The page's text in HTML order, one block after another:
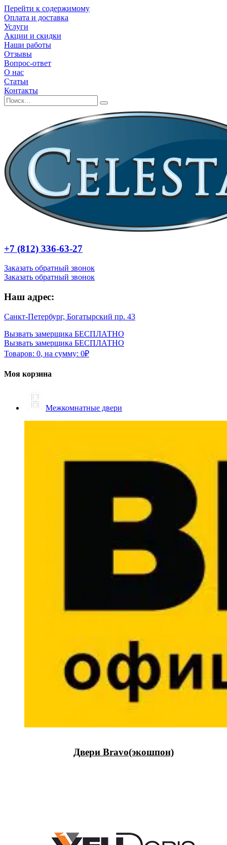
Перейти к содержимому
Оплата и доставка
Услуги
Акции и скидки
Наши работы
Отзывы
Вопрос-ответ
О нас
Статьи
Контакты
+7 (812) 336-63-27
Заказать обратный звонок
Заказать обратный звонок
Наш адрес:
Санкт-Петербург, Богатырский пр. 43
Вызвать замерщика БЕСПЛАТНО
Вызвать замерщика БЕСПЛАТНО
Товаров: 0, на сумму: 0₽
Моя корзина
Межкомнатные двери
Двери Bravo(экошпон)